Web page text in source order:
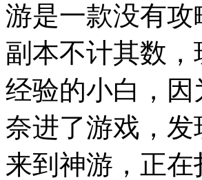
游是一款没有
副本不计其数
经验的小白，
奈进了游戏，
来到神游，正